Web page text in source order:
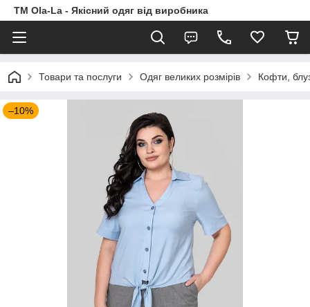
TM Ola-La - Якісний одяг від виробника
Товари та послуги Одяг великих розмірів Кофти,
–10%